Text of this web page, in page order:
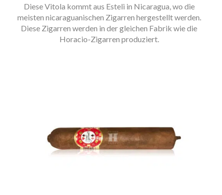
Diese Vitola kommt aus Esteli in Nicaragua, wo die
meisten nicaraguanischen Zigarren hergestellt werden.
Diese Zigarren werden in der gleichen Fabrik wie die
Horacio-Zigarren produziert.